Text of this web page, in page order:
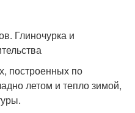
построенных по
летом и тепло зимой,